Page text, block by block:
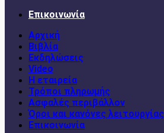
Επικοινωνία
Αρχική
Βιβλία
Εκδηλώσεις
Video
Η εταιρεία
Τρόποι πληρωμής
Ασφαλές περιβάλλον
Όροι και κανόνες λειτουργίας
Επικοινωνία